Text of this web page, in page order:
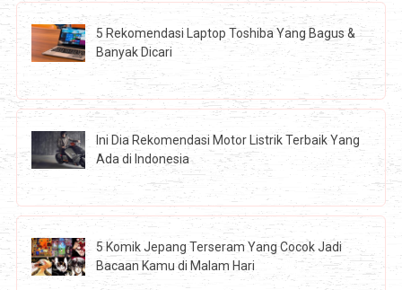
5 Rekomendasi Laptop Toshiba Yang Bagus &
Banyak Dicari
Ini Dia Rekomendasi Motor Listrik Terbaik Yang
Ada di Indonesia
5 Komik Jepang Terseram Yang Cocok Jadi
Bacaan Kamu di Malam Hari